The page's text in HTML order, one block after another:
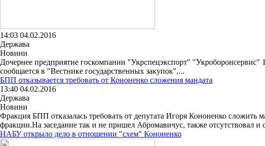
14:03 04.02.2016
Держава
Новини
Дочернее предприятие госкомпании "Укрспецэкспорт"
сообщается в "Вестнике государственных закупок",...
БПП отказывается требовать от Кононенко сложения мандата
13:40 04.02.2016
Держава
Новини
Фракция БПП отказалась требовать от депутата Игоря Кононенко
фракции.На заседание так и не пришел Абромавичус, также отсутствовал и
НАБУ открыло дело в отношении "схем" Кононенко